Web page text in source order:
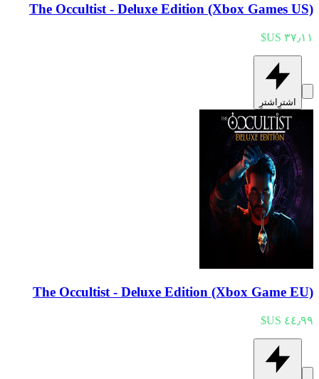
The Occultist - Deluxe Edition (Xbox Games US)
اشترِ اشترِ
The Occultist - Deluxe Edition (Xbox Game EU)